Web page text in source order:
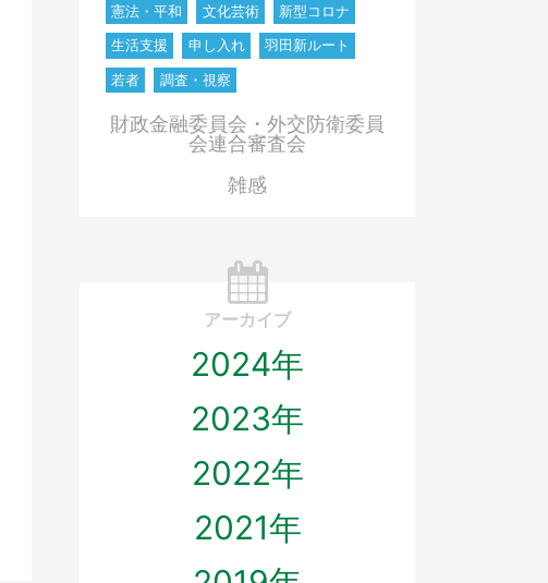
憲法・平和
文化芸術
新型コロナ
生活支援
申し入れ
羽田新ルート
若者
調査・視察
財政金融委員会・外交防衛委員
会連合審査会
雑感
アーカイブ
2024年
2023年
2022年
2021年